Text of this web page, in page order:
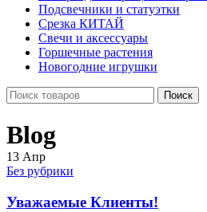
Подсвечники и статуэтки
Срезка КИТАЙ
Свечи и аксессуары
Горшечные растения
Новогодние игрушки
Поиск
Blog
13 Апр
Без рубрики
Уважаемые Клиенты!